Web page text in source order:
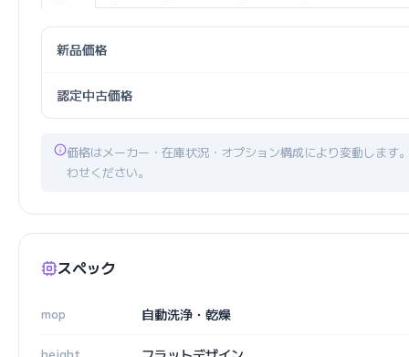
新品価格
認定中古価格
価格はメーカー・在庫状況・オプション構成により変動します
わせください。
スペック
mop 自動洗浄・乾燥